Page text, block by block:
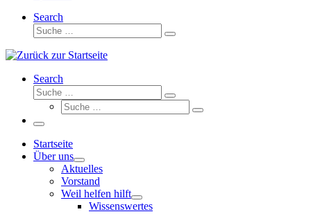
Search
Suche
Suche
Search
Suche
Suche
Suche
Suche
Menü
Startseite
Über uns
Aktuelles
Vorstand
Weil helfen hilft
Wissenswertes